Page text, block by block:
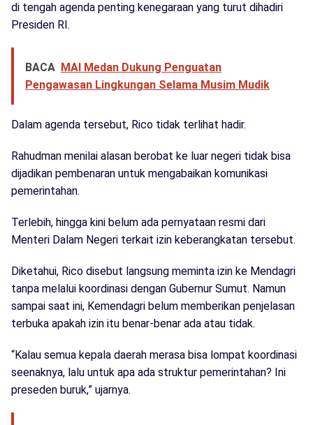
di tengah agenda penting kenegaraan yang turut dihadiri
Presiden RI.
BACA MAI Medan Dukung Penguatan
Pengawasan Lingkungan Selama Musim Mudik
Dalam agenda tersebut, Rico tidak terlihat hadir.
Rahudman menilai alasan berobat ke luar negeri tidak bisa
dijadikan pembenaran untuk mengabaikan komunikasi
pemerintahan.
Terlebih, hingga kini belum ada pernyataan resmi dari
Menteri Dalam Negeri terkait izin keberangkatan tersebut.
Diketahui, Rico disebut langsung meminta izin ke Mendagri
tanpa melalui koordinasi dengan Gubernur Sumut. Namun
sampai saat ini, Kemendagri belum memberikan penjelasan
terbuka apakah izin itu benar-benar ada atau tidak.
“Kalau semua kepala daerah merasa bisa lompat koordinasi
seenaknya, lalu untuk apa ada struktur pemerintahan? Ini
preseden buruk,” ujarnya.